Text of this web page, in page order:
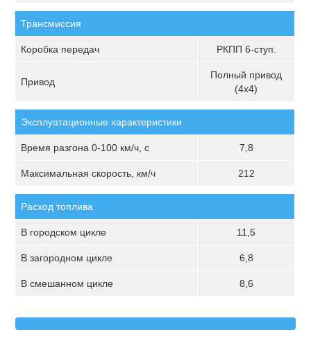
Трансмиссия
Коробка передач РКПП 6-ступ.
Привод
Полный привод
(4х4)
Эксплуатационные характеристики
Время разгона 0-100 км/ч, с 7,8
Максимальная скорость, км/ч 212
Расход топлива
В городском цикле 11,5
В загородном цикле 6,8
В смешанном цикле 8,6